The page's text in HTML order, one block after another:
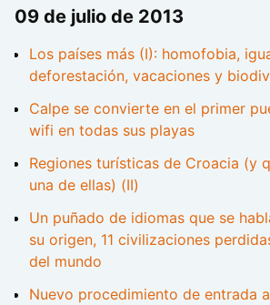
09 de julio de 2013
Los países más (I): homofobia,
deforestación, vacaciones y
Calpe se convierte en el primer
wifi en todas sus playas
Regiones turísticas de Croacia (y
una de ellas) (II)
Un puñado de idiomas que se
su origen, 11 civilizaciones
del mundo
Nuevo procedimiento de entrada